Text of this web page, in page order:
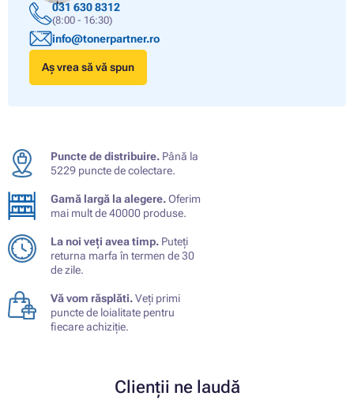
031 630 8312
(8:00 - 16:30)
info@tonerpartner.ro
Aș vrea să vă spun
Puncte de distribuire. Până la
5229 puncte de colectare.
Gamă largă la alegere.Oferim
mai mult de 40000 produse.
La noi veți avea timp. Puteți
returna marfa în termen de 30
de zile.
Vă vom răsplăti.Veți primi
puncte de loialitate pentru
fiecare achiziție.
Clienții ne laudă